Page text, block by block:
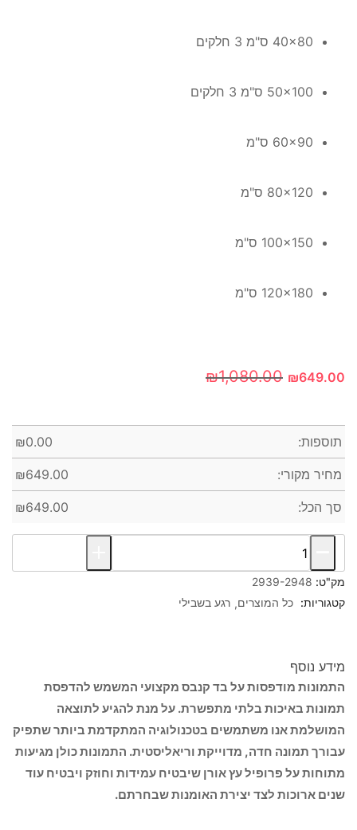
40x80 ס"מ 3 חלקים
50x100 ס"מ 3 חלקים
60x90 ס"מ
80x120 ס"מ
100x150 ס"מ
120x180 ס"מ
₪649.00
₪1,080.00
תוספות: ₪0.00
מחיר מקורי: ₪649.00
סך הכל: ₪649.00
מק"ט: 2939-2948
קטגוריות: כל המוצרים רגע בשבילי
מידע נוסף
התמונות מודפסות על בד קנבס מקצועי המשמש להדפסת
תמונות באיכות בלתי מתפשרת. על מנת להגיע לתוצאה
המושלמת אנו משתמשים בטכנולוגיה המתקדמת ביותר שתפיק
עבורך תמונה חדה, מדוייקת וריאליסטית. התמונות כולן מגיעות
מתוחות על פרופיל עץ אורן שיבטיח עמידות וחוזק ויבטיח עוד
שנים ארוכות לצד יצירת האומנות שבחרתם.